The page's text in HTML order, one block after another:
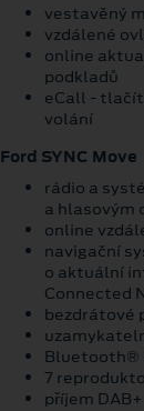
vestavěný
vzdálené
online
podkladů
eCall -
volání
Ford SYNC Move
rádio a
a hlasovým
online
navigační
o aktuální
Connected
bezdrátové
Bluetooth®
7
příjem DAB+